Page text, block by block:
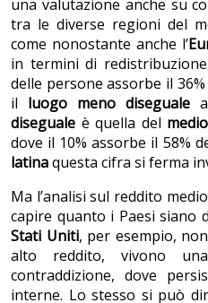
una valutazione anche su
tra le diverse regioni del
come nonostante anche l’
in termini di
delle persone assorbe il
il luogo meno disegualeal
diseguale è quella del
dove il 10% assorbe il 58%
latinaquesta cifra si ferma
Ma l’analisi sul reddito
capire quanto i Paesi siano
Stati Uniti, per esempio,
alto reddito, vivono
contraddizione, dove
interne. Lo stesso si può